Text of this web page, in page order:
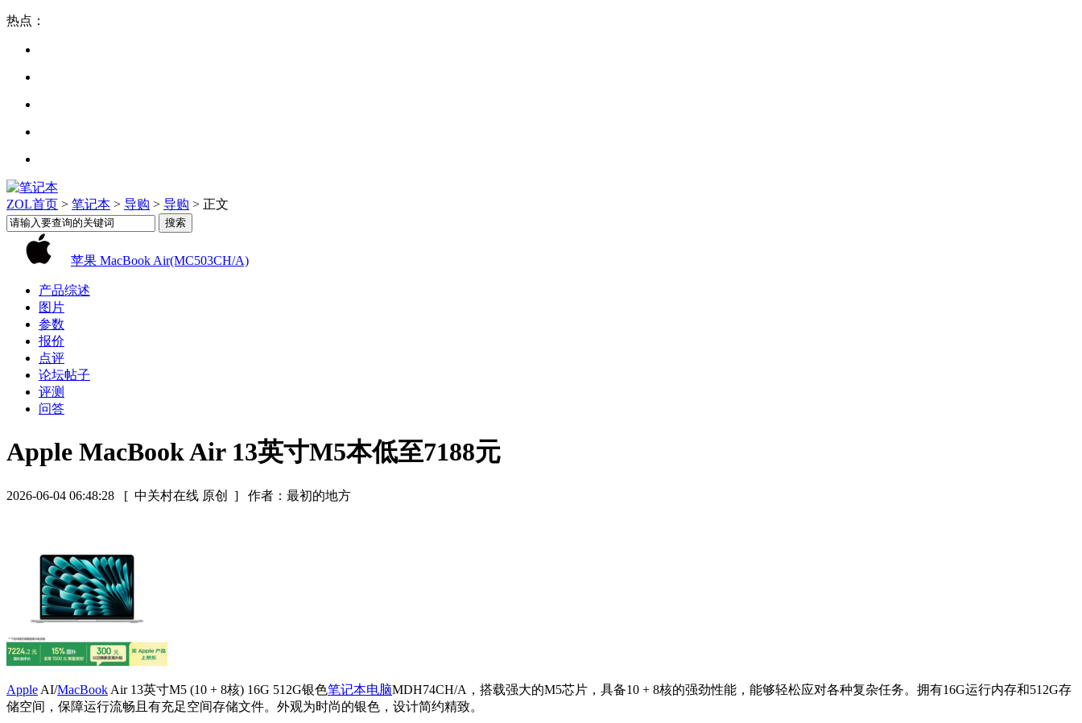
热点：
ZOL首页 > 笔记本 > 导购 > 导购 > 正文
苹果 MacBook Air(MC503CH/A)
产品综述
图片
参数
报价
点评
论坛帖子
评测
问答
Apple MacBook Air 13英寸M5本低至7188元
2026-06-04 06:48:28 [ 中关村在线 原创 ] 作者：最初的地方
Apple AI/MacBook Air 13英寸M5 (10 + 8核) 16G 512G银色笔记本电脑MDH74CH/A，搭载强大的M5芯片，具备10 + 8核的强劲性能，能够轻松应对各种复杂任务。拥有16G运行内存和512G存
储空间，保障运行流畅且有充足空间存储文件。外观为时尚的银色，设计简约精致。